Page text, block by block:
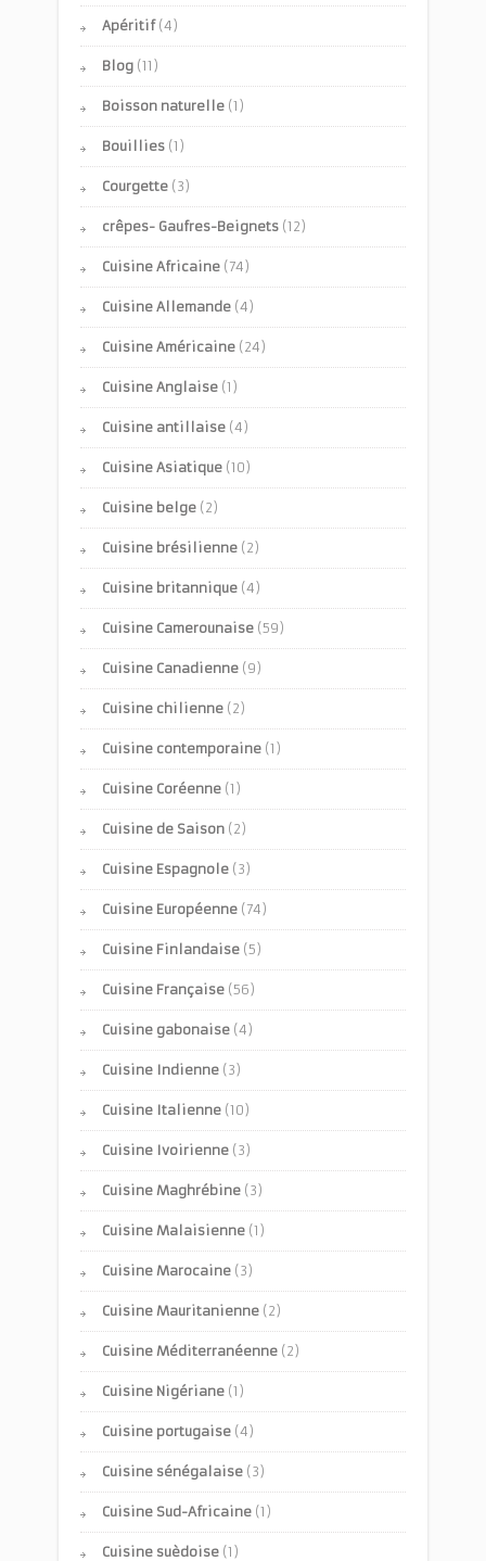
Apéritif(4)
Blog (11)
Boisson naturelle (1)
Bouillies (1)
Courgette (3)
crêpes- Gaufres-Beignets (12)
Cuisine Africaine (74)
Cuisine Allemande (4)
Cuisine Américaine (24)
Cuisine Anglaise (1)
Cuisine antillaise (4)
Cuisine Asiatique (10)
Cuisine belge (2)
Cuisine brésilienne (2)
Cuisine britannique (4)
Cuisine Camerounaise (59)
Cuisine Canadienne (9)
Cuisine chilienne (2)
Cuisine contemporaine (1)
Cuisine Coréenne (1)
Cuisine de Saison (2)
Cuisine Espagnole (3)
Cuisine Européenne (74)
Cuisine Finlandaise (5)
Cuisine Française (56)
Cuisine gabonaise (4)
Cuisine Indienne (3)
Cuisine Italienne (10)
Cuisine Ivoirienne (3)
Cuisine Maghrébine (3)
Cuisine Malaisienne (1)
Cuisine Marocaine (3)
Cuisine Mauritanienne (2)
Cuisine Méditerranéenne (2)
Cuisine Nigériane (1)
Cuisine portugaise (4)
Cuisine sénégalaise (3)
Cuisine Sud-Africaine (1)
Cuisine suèdoise (1)